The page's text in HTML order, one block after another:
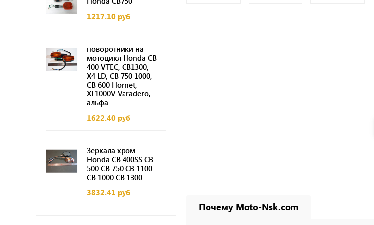
1217.10 руб
поворотники на
мотоцикл Honda CB
400 VTEC, CB1300,
X4 LD, CB 750 1000,
CB 600 Hornet,
XL1000V Varadero,
альфа
1622.40 руб
Зеркала хром
Honda CB 400SS CB
500 CB 750 CB 1100
CB 1000 CB 1300
3832.41 руб
Почему Moto-Nsk.com